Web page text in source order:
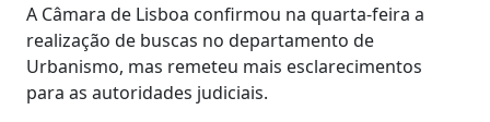
A Câmara de Lisboa confirmou na quarta-feira a
realização de buscas no departamento de
Urbanismo, mas remeteu mais esclarecimentos
para as autoridades judiciais.